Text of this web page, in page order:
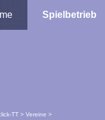
Spielbetrieb
TT > Vereine >